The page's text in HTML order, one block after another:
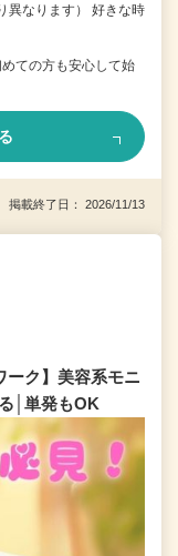
異なります） 好きな時
ての方も安心して始
載終了日： 2026/11/13
ーク】美容系モニ
│単発もOK